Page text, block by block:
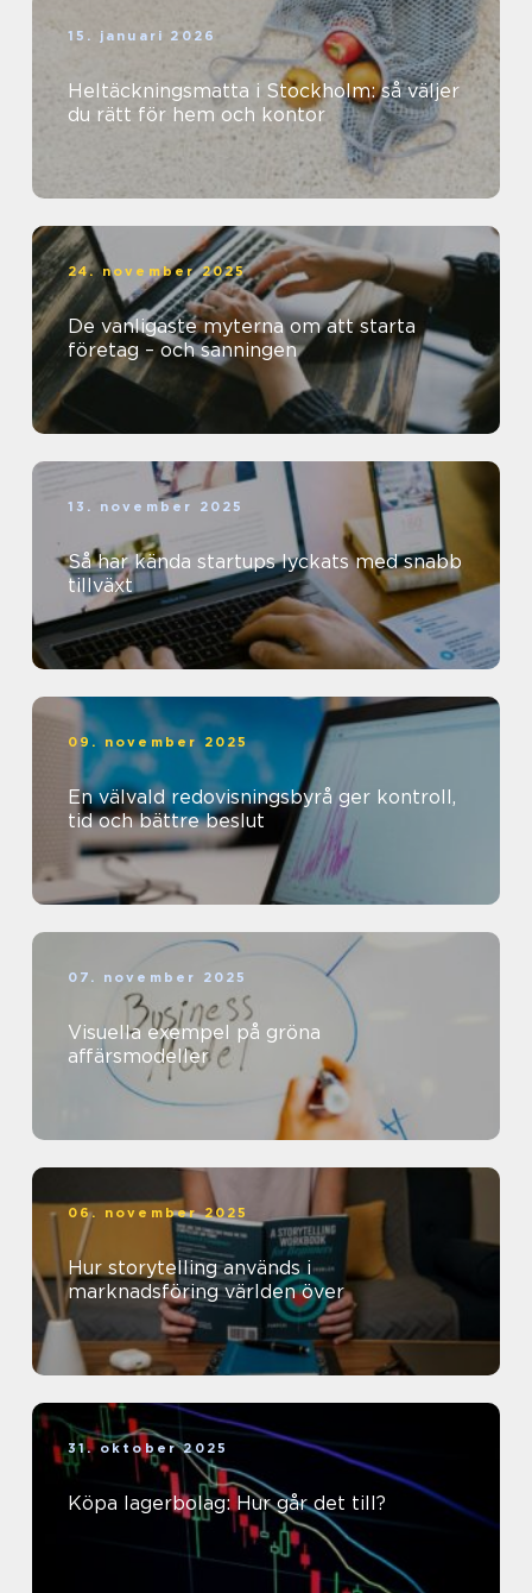
15. januari 2026
Heltäckningsmatta i Stockholm: så väljer
du rätt för hem och kontor
24. november 2025
De vanligaste myterna om att starta
företag – och sanningen
13. november 2025
Så har kända startups lyckats med snabb
tillväxt
09. november 2025
En välvald redovisningsbyrå ger kontroll,
tid och bättre beslut
07. november 2025
Visuella exempel på gröna
affärsmodeller
06. november 2025
Hur storytelling används i
marknadsföring världen över
31. oktober 2025
Köpa lagerbolag: Hur går det till?